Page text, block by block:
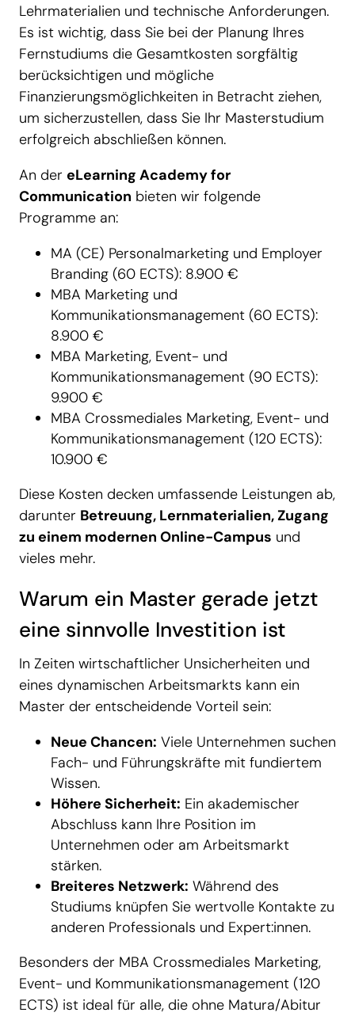
Lehrmaterialien und technische Anforderungen.
Es ist wichtig, dass Sie bei der Planung Ihres
Fernstudiums die Gesamtkosten sorgfältig
berücksichtigen und mögliche
Finanzierungsmöglichkeiten in Betracht ziehen,
um sicherzustellen, dass Sie Ihr Masterstudium
erfolgreich abschließen können.
An der eLearning Academy for
Communication bieten wir folgende
Programme an:
MA (CE) Personalmarketing und Employer
Branding (60 ECTS): 8.900 €
MBA Marketing und
Kommunikationsmanagement (60 ECTS):
8.900 €
MBA Marketing, Event- und
Kommunikationsmanagement (90 ECTS):
9.900 €
MBA Crossmediales Marketing, Event- und
Kommunikationsmanagement (120 ECTS):
10.900 €
Diese Kosten decken umfassende Leistungen ab,
darunter Betreuung, Lernmaterialien, Zugang
zu einem modernen Online-Campus und
vieles mehr.
Warum ein Master gerade jetzt
eine sinnvolle Investition ist
In Zeiten wirtschaftlicher Unsicherheiten und
eines dynamischen Arbeitsmarkts kann ein
Master der entscheidende Vorteil sein:
Neue Chancen: Viele Unternehmen suchen
Fach- und Führungskräfte mit fundiertem
Wissen.
Höhere Sicherheit: Ein akademischer
Abschluss kann Ihre Position im
Unternehmen oder am Arbeitsmarkt
stärken.
Breiteres Netzwerk: Während des
Studiums knüpfen Sie wertvolle Kontakte zu
anderen Professionals und Expert:innen.
Besonders der MBA Crossmediales Marketing,
Event- und Kommunikationsmanagement (120
ECTS) ist ideal für alle, die ohne Matura/Abitur